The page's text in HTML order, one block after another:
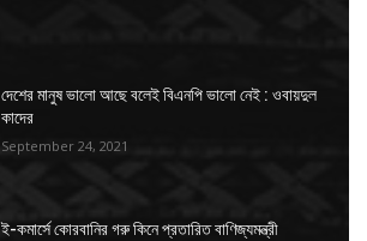
দেশের মানুষ ভালো আছে বলেই বিএনপি ভালো নেই : ওবায়দুল
কাদের
September 24, 2021
ই-কমার্সে কোরবানির গরু কিনে প্রতারিত বাণিজ্যমন্ত্রী